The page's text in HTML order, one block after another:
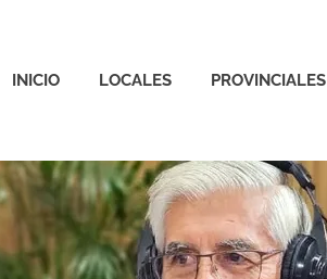
INICIO LOCALES PROVINCIALES